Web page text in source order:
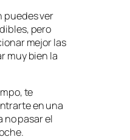
puedes ver
pero
mejor las
muy bien la
te
en una
no pasar el